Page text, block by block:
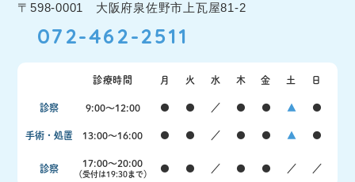
〒598-0001 大阪府泉佐野市上瓦屋81-2
072-462-2511
診療時間 月 火 水 木 金 土 日
診察 9:00〜12:00 ● ● ／ ● ● ▲ ●
手術・処置 13:00〜16:00 ● ● ／ ● ● ▲ ●
診察 17:00〜20:00
（受付は19:30まで） ● ● ／ ● ● ／ ／